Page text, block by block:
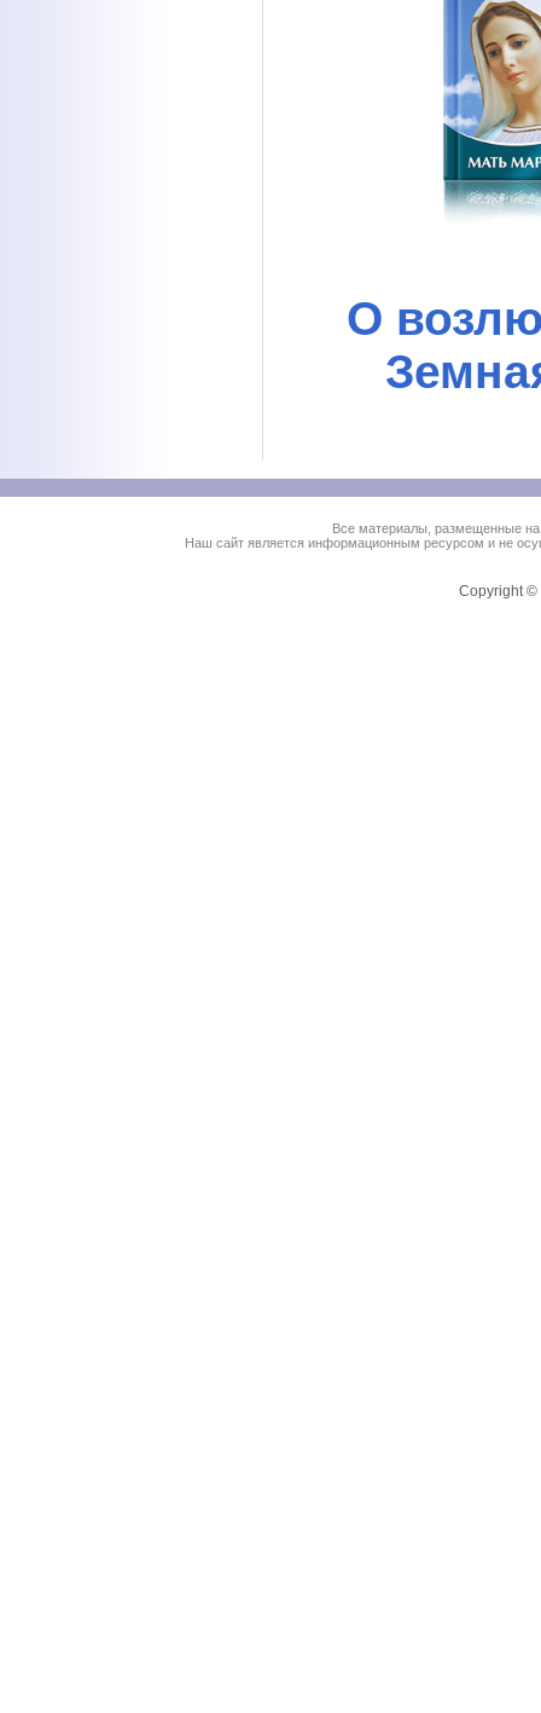
О
Все материалы, размещенные
Наш сайт является информационным ресурсом и не
Copyright ©